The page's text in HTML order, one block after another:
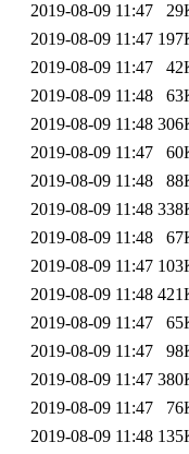
2019-08-09 11:47
2019-08-09 11:47
2019-08-09 11:47
2019-08-09 11:48
2019-08-09 11:48
2019-08-09 11:47
2019-08-09 11:48
2019-08-09 11:48
2019-08-09 11:48
2019-08-09 11:47
2019-08-09 11:48
2019-08-09 11:47
2019-08-09 11:47
2019-08-09 11:47
2019-08-09 11:47
2019-08-09 11:48